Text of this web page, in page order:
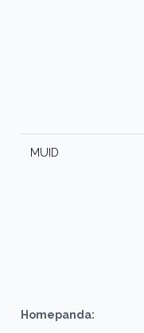
MUID
Homepanda: